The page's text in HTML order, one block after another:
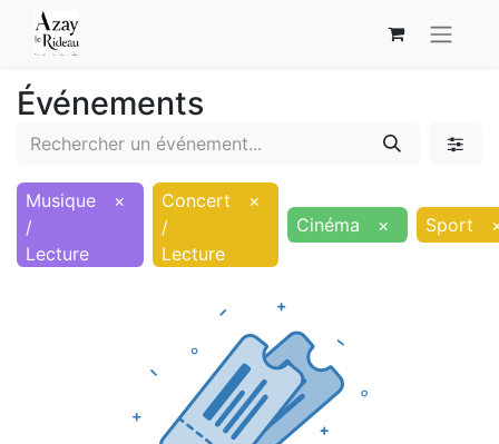
Événements
Musique
/
Lecture
×
Concert
/
Lecture
×
Cinéma
× Sport